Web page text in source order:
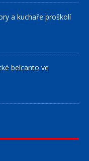
a kuchaře proškolí
belcanto ve